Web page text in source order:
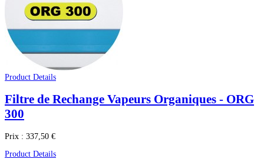
Product Details
Filtre de Rechange Vapeurs Organiques - ORG
300
Prix : 337,50 €
Product Details